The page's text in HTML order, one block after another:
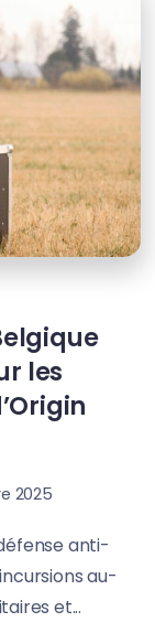
les
2025
anti-
au-
et...